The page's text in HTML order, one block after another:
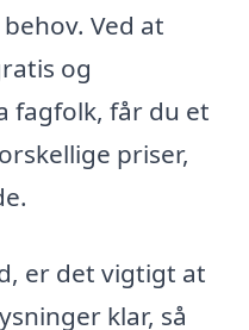
Ved at
og
fagfolk, får du et
priser,
er det vigtigt at
klar, så